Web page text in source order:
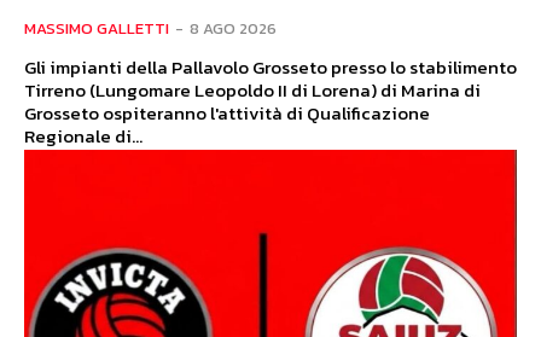
MASSIMO GALLETTI - 8 AGO 2026
Gli impianti della Pallavolo Grosseto presso lo stabilimento
Tirreno (Lungomare Leopoldo II di Lorena) di Marina di
Grosseto ospiteranno l'attività di Qualificazione
Regionale di...